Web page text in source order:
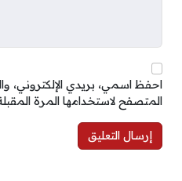
احفظ اسمي، بريدي الإلكتروني،
المتصفح لاستخدامها المرة